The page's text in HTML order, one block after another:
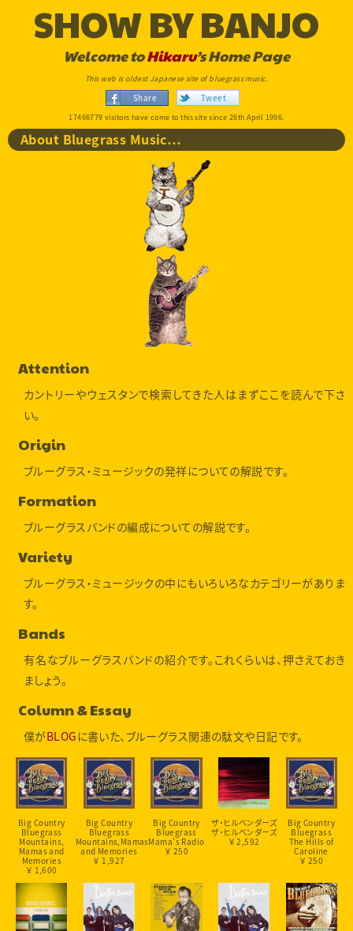
SHOW BY BANJO
Welcome toHikaru’s Home Page
This web is oldest Japanese site of bluegrass music.
Share Tweet
17466779 visitors have come to this site since 26th April 1996.
About Bluegrass Music…
Attention
カントリーやウェスタンで検索してきた人はまずここを読んで下さ
い。
Origin
ブルーグラス・ミュージックの発祥についての解説です。
Formation
ブルーグラスバンドの編成についての解説です。
Variety
ブルーグラス・ミュージックの中にもいろいろなカテゴリーがありま
す。
Bands
有名なブルーグラスバンドの紹介です。これくらいは、押さえておき
ましょう。
Column & Essay
僕がBLOGに書いた、ブルーグラス関連の駄文や日記です。
Big Country
Bluegrass
Mountains,
Mamas and
Memories
￥ 1,600
Big Country
Bluegrass
Mountains,Mamas
and Memories
￥ 1,927
Big Country
Bluegrass
Mama's Radio
￥ 250
ザ・ヒルベンダーズ
ザ・ヒルベンダーズ
￥ 2,592
Big Country
Bluegrass
The Hills of
Caroline
￥ 250